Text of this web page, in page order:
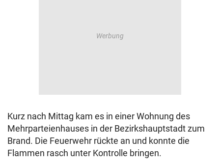
Kurz nach Mittag kam es in einer Wohnung des
Mehrparteienhauses in der Bezirkshauptstadt zum
Brand. Die Feuerwehr rückte an und konnte die
Flammen rasch unter Kontrolle bringen.